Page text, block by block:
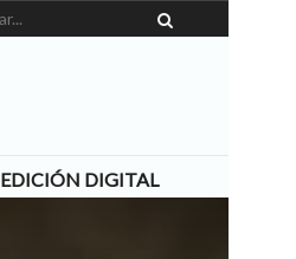
EDICIÓN DIGITAL